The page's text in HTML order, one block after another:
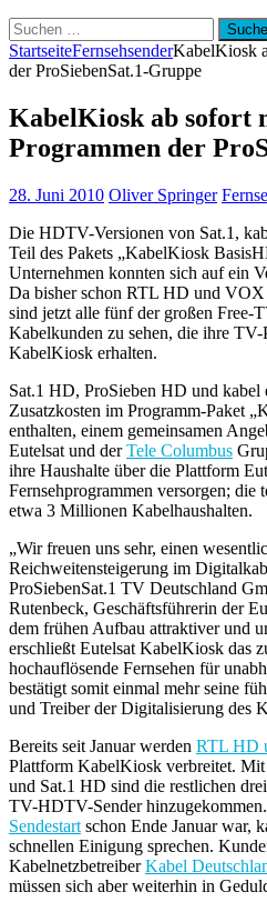
Suchen
nach:
StartseiteFernsehsenderKabelKiosk
der ProSiebenSat.1-Gruppe
KabelKiosk ab sofort
Programmen der
28. Juni 2010 Oliver Springer
Die HDTV-Versionen von Sat.1,
Teil des Pakets „KabelKiosk
Unternehmen konnten sich auf ein
Da bisher schon RTL HD und
sind jetzt alle fünf der großen Free-
Kabelkunden zu sehen, die ihre TV-
KabelKiosk erhalten.
Sat.1 HD, ProSieben HD und
Zusatzkosten im Programm-Paket
enthalten, einem gemeinsamen
Eutelsat und derTele Columbus
ihre Haushalte über die Plattform
Fernsehprogrammen versorgen; die
etwa 3 Millionen Kabelhaushalten.
„Wir freuen uns sehr, einen
Reichweitensteigerung im
ProSiebenSat.1 TV Deutschland
Rutenbeck, Geschäftsführerin der
dem frühen Aufbau attraktiver und
erschließt Eutelsat KabelKiosk das
hochauflösende Fernsehen für
bestätigt somit einmal mehr seine
und Treiber der Digitalisierung des
Bereits seit Januar werden RTL HD
Plattform KabelKiosk verbreitet.
und Sat.1 HD sind die restlichen
TV-HDTV-Sender
Sendestart schon Ende Januar war,
schnellen Einigung sprechen.
KabelnetzbetreiberKabel
müssen sich aber weiterhin in